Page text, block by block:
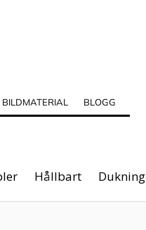
BILDMATERIAL BLOGG
Hållbart Dukning